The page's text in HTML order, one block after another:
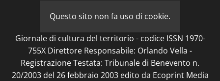
Questo sito non fa uso di cookie.
Giornale di cultura del territorio - codice ISSN 1970-
755X Direttore Responsabile: Orlando Vella -
Registrazione Testata: Tribunale di Benevento n.
20/2003 del 26 febbraio 2003 edito da Ecoprint Media